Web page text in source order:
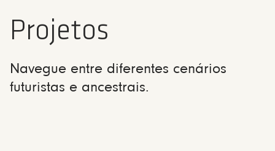
Projetos
Navegue entre diferentes cenários
futuristas e ancestrais.